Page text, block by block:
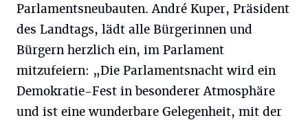
Parlamentsneubauten. André Kuper, Präsident
des Landtags, lädt alle Bürgerinnen und
Bürgern herzlich ein, im Parlament
mitzufeiern: „Die Parlamentsnacht wird ein
Demokratie-Fest in besonderer Atmosphäre
und ist eine wunderbare Gelegenheit, mit der